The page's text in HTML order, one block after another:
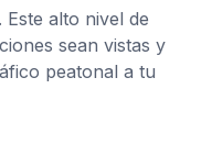
alto nivel de
sean vistas y
peatonal a tu